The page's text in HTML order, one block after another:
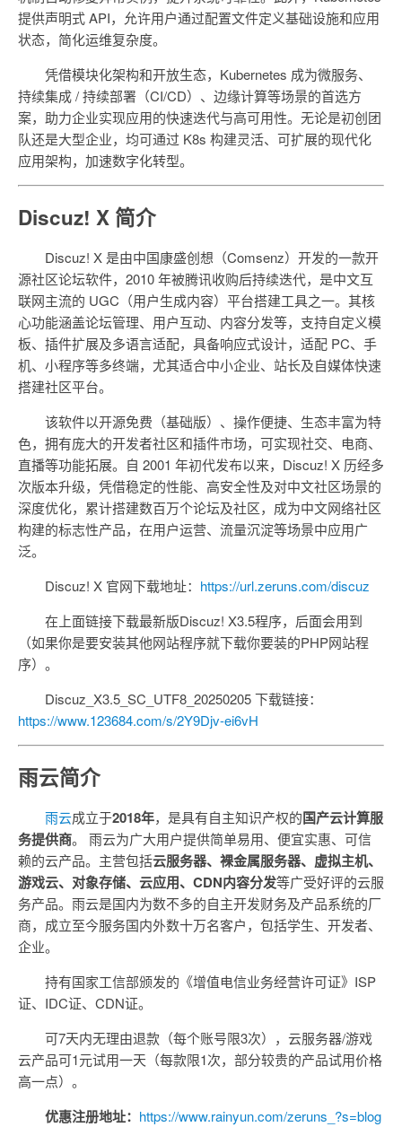
提供声明式 API，允许用户通过配置文件定义基础设施和应用
状态，简化运维复杂度。
凭借模块化架构和开放生态，Kubernetes 成为微服务、
持续集成 / 持续部署（CI/CD）、边缘计算等场景的首选方
案，助力企业实现应用的快速迭代与高可用性。无论是初创团
队还是大型企业，均可通过 K8s 构建灵活、可扩展的现代化
应用架构，加速数字化转型。
Discuz! X 简介
Discuz! X 是由中国康盛创想（Comsenz）开发的一款开
源社区论坛软件，2010 年被腾讯收购后持续迭代，是中文互
联网主流的 UGC（用户生成内容）平台搭建工具之一。其核
心功能涵盖论坛管理、用户互动、内容分发等，支持自定义模
板、插件扩展及多语言适配，具备响应式设计，适配 PC、手
机、小程序等多终端，尤其适合中小企业、站长及自媒体快速
搭建社区平台。
该软件以开源免费（基础版）、操作便捷、生态丰富为特
色，拥有庞大的开发者社区和插件市场，可实现社交、电商、
直播等功能拓展。自 2001 年初代发布以来，Discuz! X 历经多
次版本升级，凭借稳定的性能、高安全性及对中文社区场景的
深度优化，累计搭建数百万个论坛及社区，成为中文网络社区
构建的标志性产品，在用户运营、流量沉淀等场景中应用广
泛。
Discuz! X 官网下载地址： https://url.zeruns.com/discuz
在上面链接下载最新版Discuz! X3.5程序，后面会用到
（如果你是要安装其他网站程序就下载你要装的PHP网站程
序）。
Discuz_X3.5_SC_UTF8_20250205 下载链接：
https://www.123684.com/s/2Y9Djv-ei6vH
雨云简介
雨云成立于2018年，是具有自主知识产权的国产云计算服
务提供商。 雨云为广大用户提供简单易用、便宜实惠、可信
赖的云产品。主营包括云服务器、裸金属服务器、虚拟主机、
游戏云、对象存储、云应用、CDN内容分发等广受好评的云服
务产品。雨云是国内为数不多的自主开发财务及产品系统的厂
商，成立至今服务国内外数十万名客户，包括学生、开发者、
企业。
持有国家工信部颁发的《增值电信业务经营许可证》ISP
证、IDC证、CDN证。
可7天内无理由退款（每个账号限3次），云服务器/游戏
云产品可1元试用一天（每款限1次，部分较贵的产品试用价格
高一点）。
优惠注册地址： https://www.rainyun.com/zeruns_?s=blog